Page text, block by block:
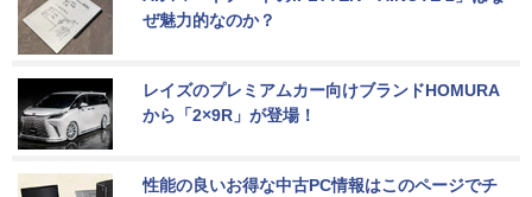
ぜ魅力的なのか？
レイズのプレミアムカー向けブランドHOMURA
から「2×9R」が登場！
性能の良いお得な中古PC情報はこのページでチ